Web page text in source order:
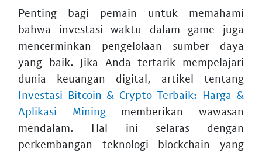
Penting bagi pemain untuk memahami
bahwa investasi waktu dalam game juga
mencerminkan pengelolaan sumber daya
yang baik. Jika Anda tertarik mempelajari
dunia keuangan digital, artikel tentang
Investasi Bitcoin & Crypto Terbaik: Harga &
Aplikasi Miningmemberikan wawasan
mendalam. Hal ini selaras dengan
perkembangan teknologi blockchain yang